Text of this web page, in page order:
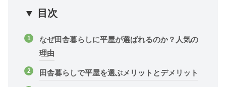
▼ 目次
なぜ田舎暮らしに平屋が選ばれるのか？人気の
理由
田舎暮らしで平屋を選ぶメリットとデメリット